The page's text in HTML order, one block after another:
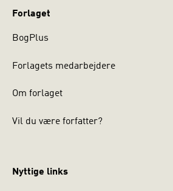
Forlaget
BogPlus
Forlagets medarbejdere
Om forlaget
Vil du være forfatter?
Nyttige links